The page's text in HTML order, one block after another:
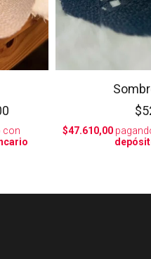
con
$47.610,00